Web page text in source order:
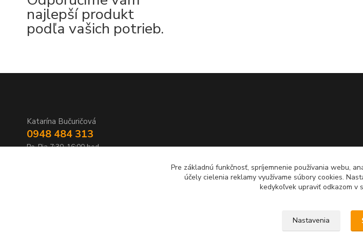
najlepší produkt
podľa vašich potrieb.
Katarína Bučuričová
0948 484 313
Po-Pia 7:30-16:00 hod
Pre základnú funkčnosť, spríjemnenie používania webu,
účely cielenia reklamy využívame súbory cookies.
kedykoľvek upraviť odkazom v
Nastavenia